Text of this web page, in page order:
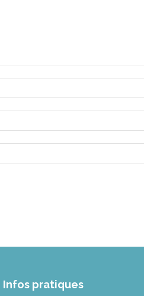
Infos pratiques